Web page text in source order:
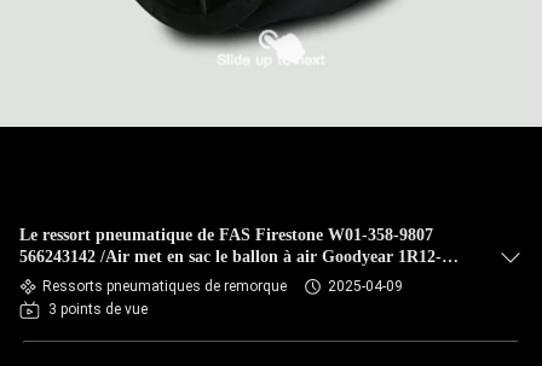
Le ressort pneumatique de FAS Firestone W01-358-9807
566243142 /Air met en sac le ballon à air Goodyear 1R12-
1047 AS9807 A
Ressorts pneumatiques de remorque
2025-04-09
3 points de vue